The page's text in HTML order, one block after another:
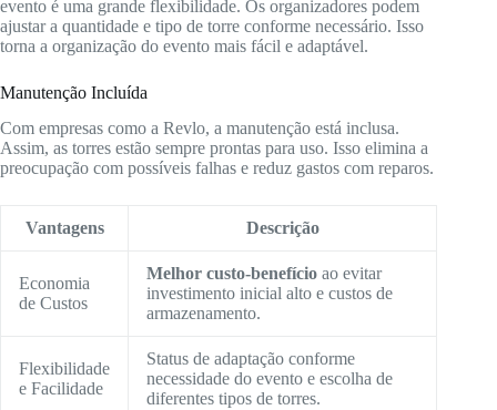
evento é uma grande flexibilidade. Os organizadores podem
ajustar a quantidade e tipo de torre conforme necessário. Isso
torna a organização do evento mais fácil e adaptável.
Manutenção Incluída
Com empresas como a Revlo, a manutenção está inclusa.
Assim, as torres estão sempre prontas para uso. Isso elimina a
preocupação com possíveis falhas e reduz gastos com reparos.
Vantagens Descrição
Economia
de Custos
Melhor custo-benefício ao evitar
investimento inicial alto e custos de
armazenamento.
Flexibilidade
e Facilidade
Status de adaptação conforme
necessidade do evento e escolha de
diferentes tipos de torres.